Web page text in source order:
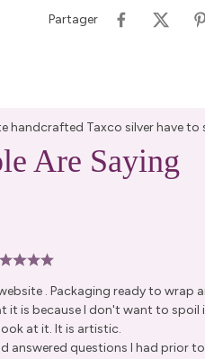
Partager
handcrafted Taxco silver have to
Are Saying
. Packaging ready to wrap
it is because I don't want to
at it. It is artistic.
answered questions I had prior